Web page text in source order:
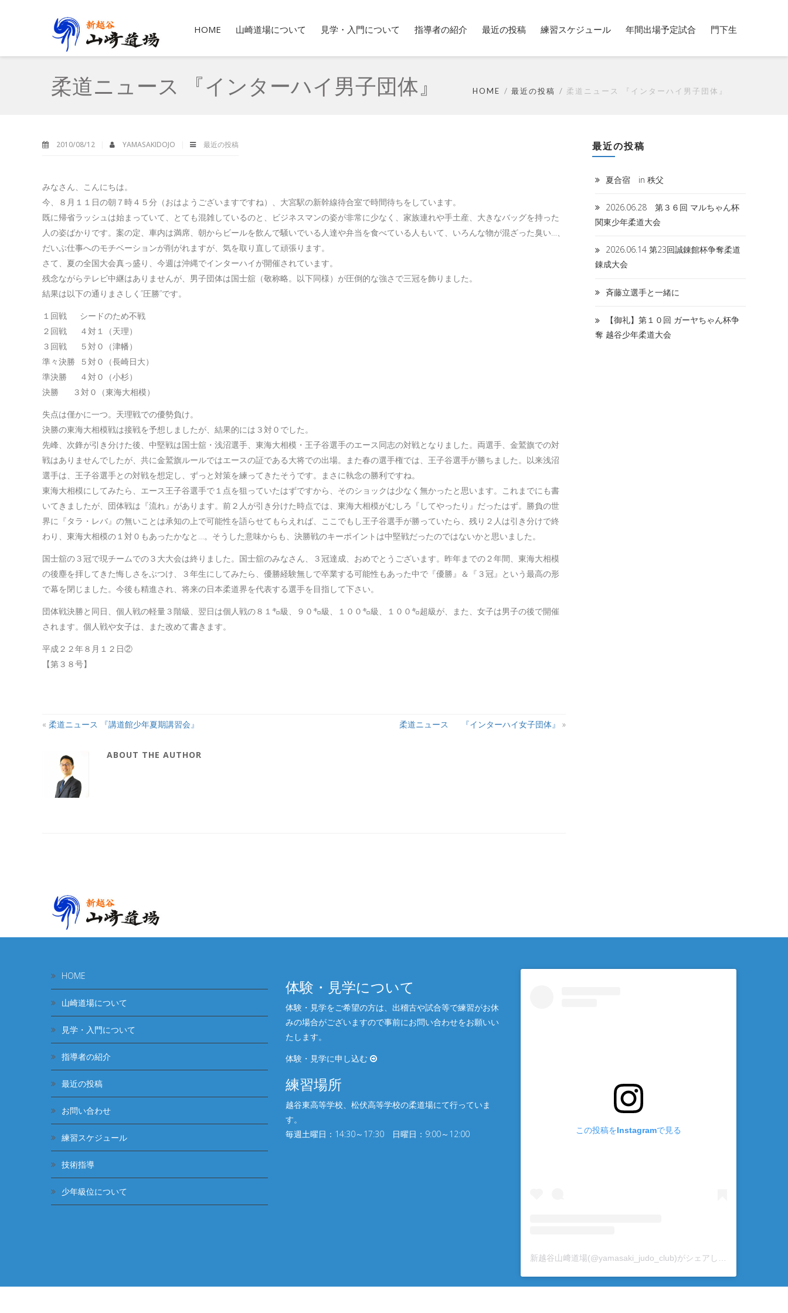
HOME 山崎道場について 見学・入門について 指導者の紹介 最近の投稿 練習スケジュール 年間出場予定試合 門下生
柔道ニュース 『インターハイ男子団体』 HOME 最近の投稿 柔道ニュース 『インターハイ男子団体』
2010/08/12 YAMASAKIDOJO 最近の投稿
みなさん、こんにちは。
今、８月１１日の朝７時４５分（おはようございますですね）、大宮駅の新幹線待合室で時間待ちをしています。
既に帰省ラッシュは始まっていて、とても混雑しているのと、ビジネスマンの姿が非常に少なく、家族連れや手土産、大きなバッグを持った
人の姿ばかりです。案の定、車内は満席、朝からビールを飲んで騒いでいる人達や弁当を食べている人もいて、いろんな物が混ざった臭い…、
だいぶ仕事へのモチベーションが削がれますが、気を取り直して頑張ります。
さて、夏の全国大会真っ盛り、今週は沖縄でインターハイが開催されています。
残念ながらテレビ中継はありませんが、男子団体は国士舘（敬称略。以下同様）が圧倒的な強さで三冠を飾りました。
結果は以下の通りまさしく”圧勝”です。
１回戦 シードのため不戦
２回戦 ４対１（天理）
３回戦 ５対０（津幡）
準々決勝 ５対０（長崎日大）
準決勝 ４対０（小杉）
決勝 ３対０（東海大相模）
失点は僅かに一つ。天理戦での優勢負け。
決勝の東海大相模戦は接戦を予想しましたが、結果的には３対０でした。
先峰、次鋒が引き分けた後、中堅戦は国士舘・浅沼選手、東海大相模・王子谷選手のエース同志の対戦となりました。両選手、金鷲旗での対
戦はありませんでしたが、共に金鷲旗ルールではエースの証である大将での出場。また春の選手権では、王子谷選手が勝ちました。以来浅沼
選手は、王子谷選手との対戦を想定し、ずっと対策を練ってきたそうです。まさに執念の勝利ですね。
東海大相模にしてみたら、エース王子谷選手で１点を狙っていたはずですから、そのショックは少なく無かったと思います。これまでにも書
いてきましたが、団体戦は『流れ』があります。前２人が引き分けた時点では、東海大相模がむしろ『してやったり』だったはず。勝負の世
界に『タラ・レバ』の無いことは承知の上で可能性を語らせてもらえれば、ここでもし王子谷選手が勝っていたら、残り２人は引き分けで終
わり、東海大相模の１対０もあったかなと…。そうした意味からも、決勝戦のキーポイントは中堅戦だったのではないかと思いました。
国士舘の３冠で現チームでの３大大会は終りました。国士舘のみなさん、３冠達成、おめでとうございます。昨年までの２年間、東海大相模
の後塵を拝してきた悔しさをぶつけ、３年生にしてみたら、優勝経験無しで卒業する可能性もあった中で『優勝』＆『３冠』という最高の形
で幕を閉じました。今後も精進され、将来の日本柔道界を代表する選手を目指して下さい。
団体戦決勝と同日、個人戦の軽量３階級、翌日は個人戦の８１㌔級、９０㌔級、１００㌔級、１００㌔超級が、また、女子は男子の後で開催
されます。個人戦や女子は、また改めて書きます。
平成２２年８月１２日②
【第３８号】
« 柔道ニュース 『講道館少年夏期講習会』 柔道ニュース 『インターハイ女子団体』 »
ABOUT THE AUTHOR
最近の投稿
夏合宿 in 秩父
2026.06.28 第３６回 マルちゃん杯
関東少年柔道大会
2026.06.14 第23回誠錬館杯争奪柔道
錬成大会
斉藤立選手と一緒に
【御礼】第１０回 ガーヤちゃん杯争
奪 越谷少年柔道大会
HOME
山崎道場について
見学・入門について
指導者の紹介
最近の投稿
お問い合わせ
練習スケジュール
技術指導
少年級位について
体験・見学について
体験・見学をご希望の方は、出稽古や試合等で練習がお休
みの場合がございますので事前にお問い合わせをお願いい
たします。
体験・見学に申し込む
練習場所
越谷東高等学校、松伏⾼等学校の柔道場にて行っていま
す。
毎週土曜日：14:30～17:30 日曜日：9:00～12:00
この投稿をInstagramで見る